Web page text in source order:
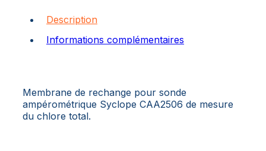
Description
Informations complémentaires
Membrane de rechange pour sonde
ampérométrique Syclope CAA2506 de mesure
du chlore total.